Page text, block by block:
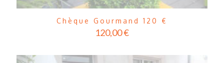
Chèque Gourmand 120 €
120,00€